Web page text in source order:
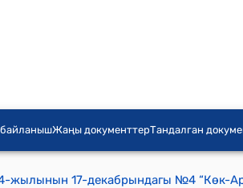
Жаңы документтерТандалган